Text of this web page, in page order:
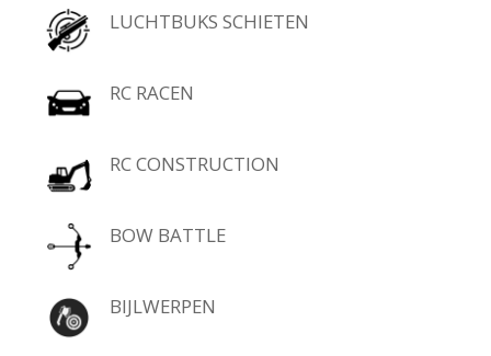
LUCHTBUKS SCHIETEN
RC RACEN
RC CONSTRUCTION
BOW BATTLE
BIJLWERPEN